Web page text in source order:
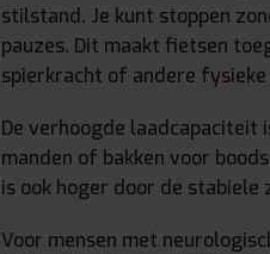
stilstand. Je kunt stoppen
pauzes. Dit maakt fietsen
spierkracht of andere fysieke
De verhoogde laadcapaciteit
manden of bakken voor
is ook hoger door de
Voor mensen met